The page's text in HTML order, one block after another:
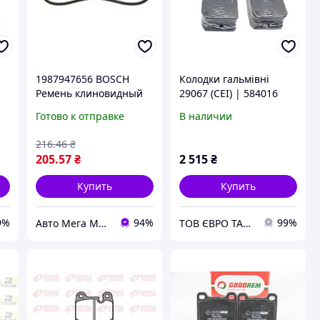
1987947656 BOSCH
Ремень клиновидный
Готово к отправке
205.57 ₴
216.46 ₴
Купить
Авто Мега Маркет 94%
Колодки гальмівні
29067 (CEI) | 584016
В наличии
2 515₴
Купить
ТОВ ЄВРО ТАЙРС 99%